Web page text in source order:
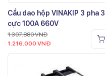
Cầu dao hộp VINAKIP 3 pha 3
cực 100A 660V
1.307.880VNĐ
1.216.000 VNĐ